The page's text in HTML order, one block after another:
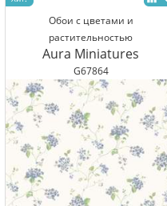
Обои с цветами и
растительностью
Aura Miniatures
G67864